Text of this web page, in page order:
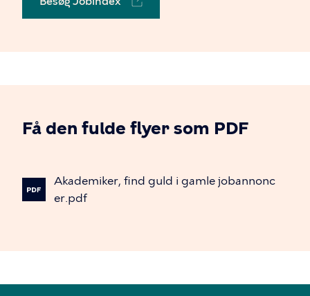
Få den fulde flyer som PDF
Akademiker, find guld i gamle jobannonc
er.pdf